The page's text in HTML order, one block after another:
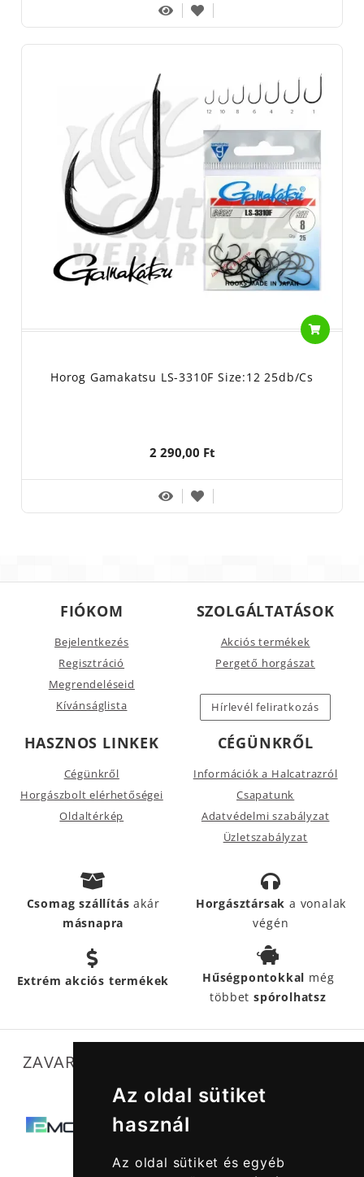
Az oldal sütiket
használ
Az oldal sütiket és egyéb
Horog Gamakatsu LS-3310F Size:12 25db/cs
2 290,00 Ft
FIÓKOM
Bejelentkezés
Regisztráció
Megrendeléseid
Kívánságlista
SZOLGÁLTATÁSOK
Akciós termékek
Pergető horgászat
Hírlevél feliratkozás
HASZNOS LINKEK
Cégünkről
Horgászbolt elérhetőségei
Oldaltérkép
CÉGÜNKRŐL
Információk a Halcatrazról
Csapatunk
Adatvédelmi szabályzat
Üzletszabályzat
Csomag szállításakár
másnapra
Horgásztársak a vonalak
végén
Extrém akciós termékek Hűségpontokkal még
többetspórolhatsz
ZAVARTALAN MŰKÖDÉSÜNKET SEGÍTIK